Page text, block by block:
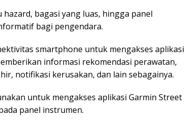
bagasi yang luas, hingga panel
bagi pengendara.
smartphone untuk mengakses aplikasi
informasi rekomendasi perawatan,
notifikasi kerusakan, dan lain sebagainya.
untuk mengakses aplikasi Garmin Street
panel instrumen.